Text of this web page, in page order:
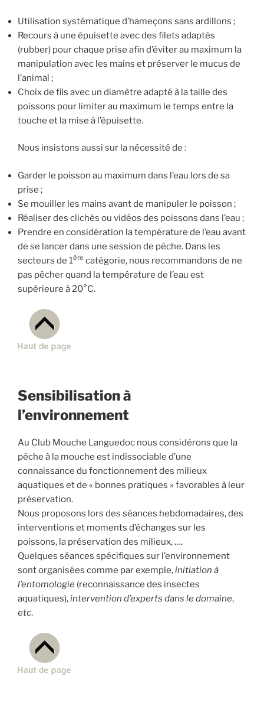
Utilisation systématique d’hameçons sans ardillons ;
Recours à une épuisette avec des filets adaptés
(rubber) pour chaque prise afin d’éviter au maximum la
manipulation avec les mains et préserver le mucus de
l’animal ;
Choix de fils avec un diamètre adapté à la taille des
poissons pour limiter au maximum le temps entre la
touche et la mise à l’épuisette.
Nous insistons aussi sur la nécessité de :
Garder le poisson au maximum dans l’eau lors de sa
prise ;
Se mouiller les mains avant de manipuler le poisson ;
Réaliser des clichés ou vidéos des poissons dans l’eau ;
Prendre en considération la température de l’eau avant
de se lancer dans une session de pêche. Dans les
secteurs de 1ère catégorie, nous recommandons de ne
pas pêcher quand la température de l’eau est
supérieure à 20°C.
Sensibilisation à
l’environnement
Au Club Mouche Languedoc nous considérons que la
pêche à la mouche est indissociable d’une
connaissance du fonctionnement des milieux
aquatiques et de « bonnes pratiques » favorables à leur
préservation.
Nous proposons lors des séances hebdomadaires, des
interventions et moments d’échanges sur les
poissons, la préservation des milieux, ….
Quelques séances spécifiques sur l’environnement
sont organisées comme par exemple,initiation à
l’entomologie (reconnaissance des insectes
aquatiques),intervention d’experts dans le domaine,
etc.